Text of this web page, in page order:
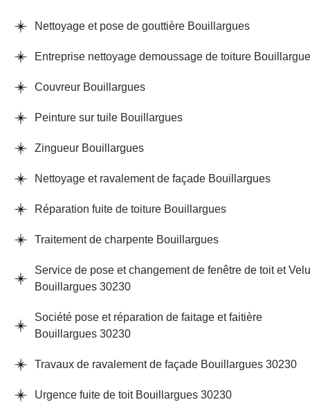
Nettoyage et pose de gouttière Bouillargues
Entreprise nettoyage demoussage de toiture
Couvreur Bouillargues
Peinture sur tuile Bouillargues
Zingueur Bouillargues
Nettoyage et ravalement de façade Bouillargues
Réparation fuite de toiture Bouillargues
Traitement de charpente Bouillargues
Service de pose et changement de fenêtre de toit et
Bouillargues 30230
Société pose et réparation de faitage et faitière
Bouillargues 30230
Travaux de ravalement de façade Bouillargues 30230
Urgence fuite de toit Bouillargues 30230